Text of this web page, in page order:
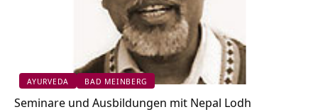
AYURVEDA BAD MEINBERG
Seminare und Ausbildungen mit Nepal Lodh